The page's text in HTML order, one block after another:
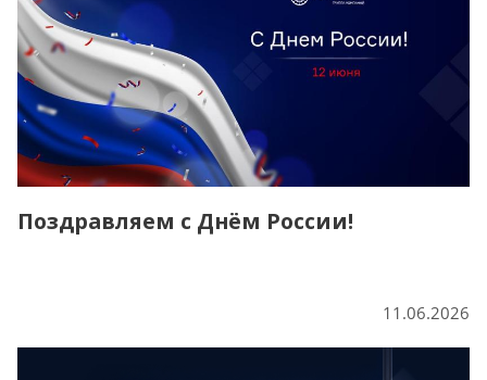
Поздравляем с Днём России!
11.06.2026